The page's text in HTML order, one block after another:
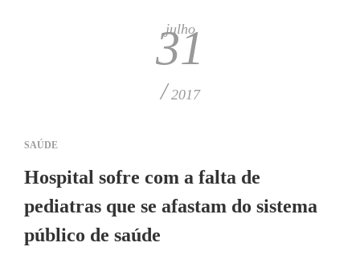
julho
31
/ 2017
SAÚDE
Hospital sofre com a falta de
pediatras que se afastam do sistema
público de saúde